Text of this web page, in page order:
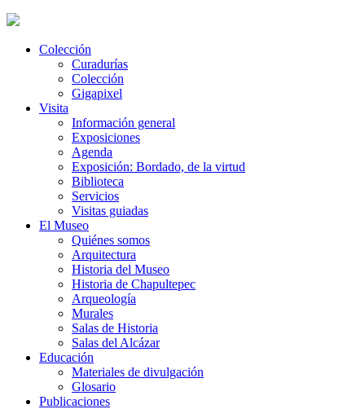
Colección
Curadurías
Colección
Gigapixel
Visita
Información general
Exposiciones
Agenda
Exposición: Bordado, de la virtud
Biblioteca
Servicios
Visitas guiadas
El Museo
Quiénes somos
Arquitectura
Historia del Museo
Historia de Chapultepec
Arqueología
Murales
Salas de Historia
Salas del Alcázar
Educación
Materiales de divulgación
Glosario
Publicaciones